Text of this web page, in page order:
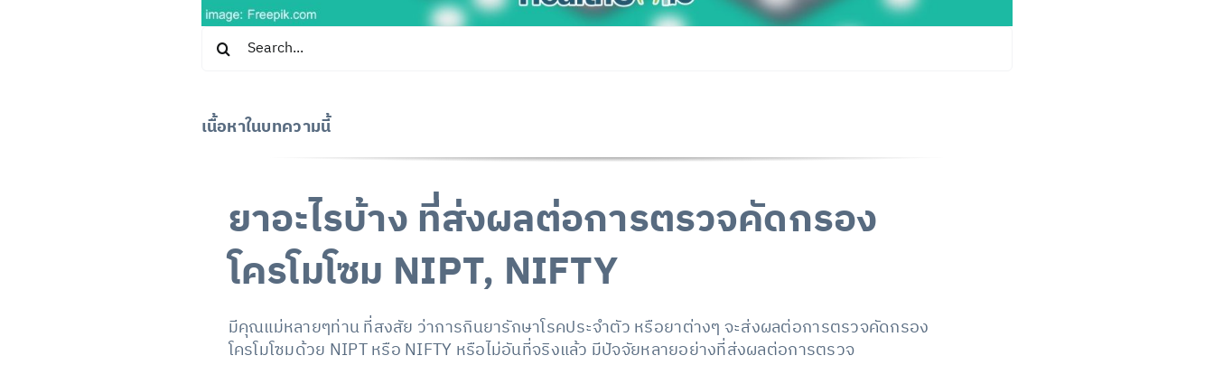
Search
for:
เนื้อหาในบทความนี้
ยาอะไรบ้าง ที่ส่งผลต่อการตรวจคัดกรอง
โครโมโซม NIPT, NIFTY
มีคุณแม่หลายๆท่าน ที่สงสัย ว่าการกินยารักษาโรคประจำตัว หรือยาต่างๆ จะส่งผลต่อการตรวจคัดกรอง
โครโมโซมด้วย NIPT หรือ NIFTY หรือไม่อันที่จริงแล้ว มีปัจจัยหลายอย่างที่ส่งผลต่อการตรวจ